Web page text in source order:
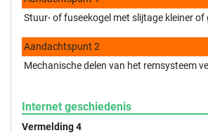
Stuur- of fuseekogel met slijtage kleiner of
Aandachtspunt 2
Mechanische delen van het remsysteem
Internet geschiedenis
Vermelding 4